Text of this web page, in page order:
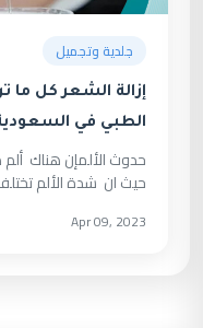
جلدية وتجميل
إزالة الشعر كل ما
الطبي في
حدوث الألمإن هناك ألم
حيث ان شدة الألم
Apr 09, 2023